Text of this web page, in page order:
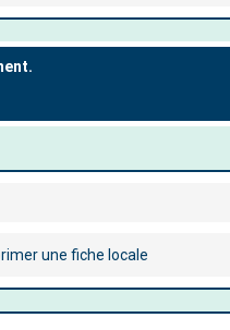
une fiche locale